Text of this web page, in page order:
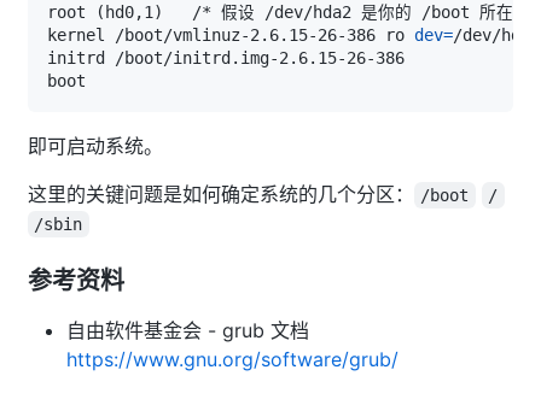
root ( hd0,1 )
kernel /boot/vmlinuz-2.6.15-26-386 ro dev=
即可启动系统。
这里的关键问题是如何确定系统的几个分区：
/boot
/
/sbin
参考资料
自由软件基金会 - grub 文档
https://www.gnu.org/software/grub/